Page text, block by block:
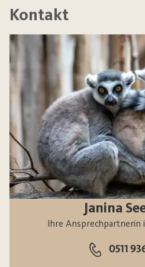
Kontakt
Janina
Ihre Ansprechpartnerin
0511